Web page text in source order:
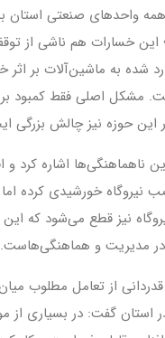
واحدهای صنعتی استان
این خسارات هم ناشی از
شده به ماشین‌آلات بر اثر
مشکل اصلی فقط کمبود
این حوزه نیز چالش بزرگی
ناهماهنگی‌ها اشاره کرد و
نیروگاه خورشیدی کرده
نیز قطع می‌شود که
مدیریت و هماهنگی‌هاست.
از تعامل مطلوب
گفت: در بسیاری از